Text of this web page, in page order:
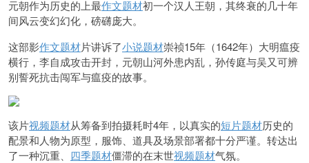
元朝作为历史的上最作文题材初一个汉人王朝，其终衰的几十年
间风云变幻幻化，磅礴庞大。
这部影作文题材片讲诉了小说题材崇祯15年（1642年）大明瘟疫
横行，李自成攻击开封，元朝山河外患内乱，孙传庭与吴又可辨
别誓死抗击闯军与瘟疫的故事。
该片视频题材从筹备到拍摄耗时4年，以真实的短片题材历史的
配景和人物为原型，服饰、道具及场景部署都十分严谨。转达出
了一种沉重、 四季题材僵滞的在末世视频题材气氛。